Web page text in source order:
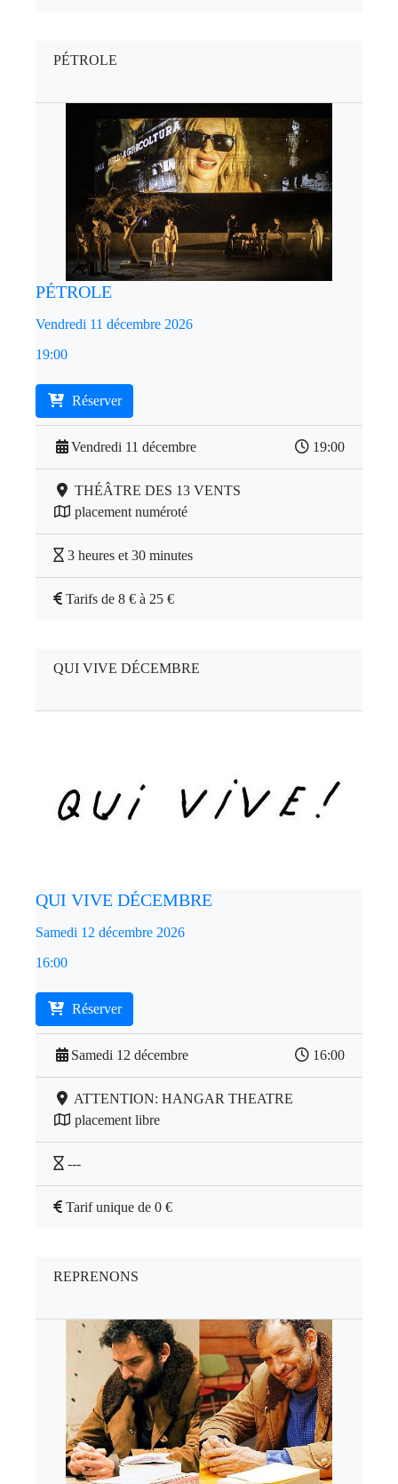
PÉTROLE
PÉTROLE
Vendredi 11 décembre 2026
19:00
Réserver
Vendredi 11 décembre 19:00
THÉÂTRE DES 13 VENTS
placement numéroté
3 heures et 30 minutes
Tarifs de 8 € à 25 €
QUI VIVE DÉCEMBRE
QUI VIVE DÉCEMBRE
Samedi 12 décembre 2026
16:00
Réserver
Samedi 12 décembre 16:00
ATTENTION: HANGAR THEATRE
placement libre
---
Tarif unique de 0 €
REPRENONS